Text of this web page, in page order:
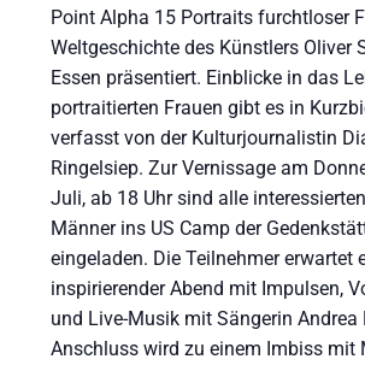
Point Alpha 15 Portraits furchtloser
Weltgeschichte des Künstlers Oliver
Essen präsentiert. Einblicke in das
portraitierten Frauen gibt es in
verfasst von der Kulturjournalistin
Ringelsiep. Zur Vernissage am
Juli, ab 18 Uhr sind alle
Männer ins US Camp der
eingeladen. Die Teilnehmer erwartet
inspirierender Abend mit Impulsen,
und Live-Musik mit Sängerin Andrea
Anschluss wird zu einem Imbiss mit